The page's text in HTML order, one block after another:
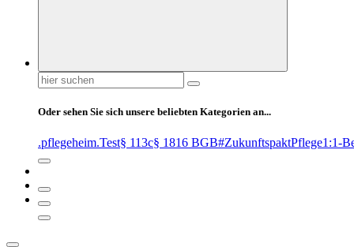
Suchen
nach:
Oder sehen Sie sich unsere beliebten Kategorien an...
.pflegeheim.Test§ 113c§ 1816 BGB#ZukunftspaktPflege1:1-